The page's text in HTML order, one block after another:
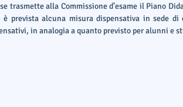
trasmette alla Commissione d’esame il Piano
prevista alcuna misura dispensativa in sede di
in analogia a quanto previsto per alunni e